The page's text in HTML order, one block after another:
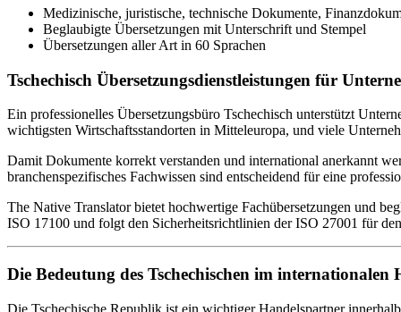
Medizinische, juristische, technische Dokumente,
Beglaubigte Übersetzungen mit Unterschrift und Stempel
Übersetzungen aller Art in 60 Sprachen
Tschechisch Übersetzungsdienstleistungen für
Ein professionelles Übersetzungsbüro Tschechisch unterstützt
wichtigsten Wirtschaftsstandorten in Mitteleuropa, und viele
Damit Dokumente korrekt verstanden und international anerkannt
branchenspezifisches Fachwissen sind entscheidend für eine
The Native Translator bietet hochwertige Fachübersetzungen und
ISO 17100 und folgt den Sicherheitsrichtlinien der ISO 27001 für
Die Bedeutung des Tschechischen im internationalen
Die Tschechische Republik ist ein wichtiger Handelspartner